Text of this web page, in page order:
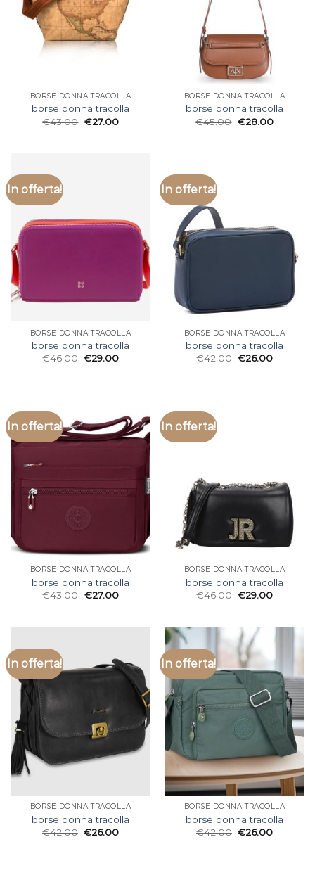
BORSE DONNA TRACOLLA
borse donna tracolla
€43.00 €27.00
BORSE DONNA TRACOLLA
borse donna tracolla
€45.00 €28.00
In offerta!
BORSE DONNA TRACOLLA
borse donna tracolla
€46.00 €29.00
In offerta!
BORSE DONNA TRACOLLA
borse donna tracolla
€42.00 €26.00
In offerta!
BORSE DONNA TRACOLLA
borse donna tracolla
€43.00 €27.00
In offerta!
BORSE DONNA TRACOLLA
borse donna tracolla
€46.00 €29.00
In offerta!
BORSE DONNA TRACOLLA
borse donna tracolla
€42.00 €26.00
In offerta!
BORSE DONNA TRACOLLA
borse donna tracolla
€42.00 €26.00